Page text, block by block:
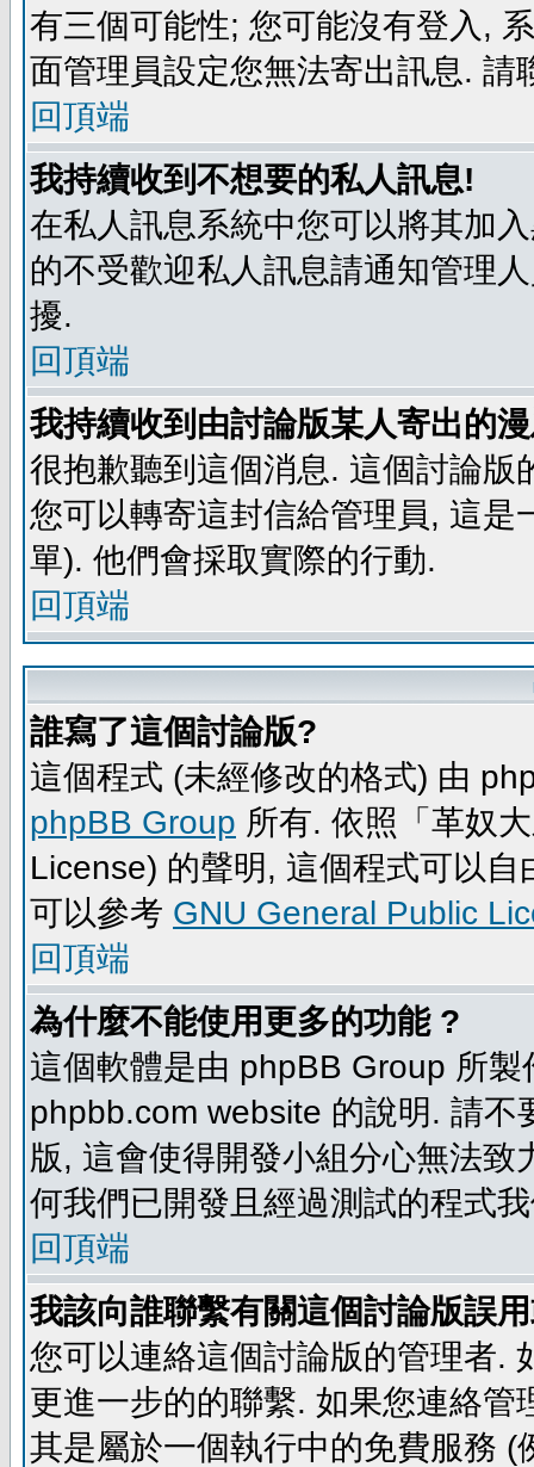
有三個可能性; 您可能沒有登入,
面管理員設定您無法寄出訊息. 請
回頂端
我持續收到不想要的私人訊息!
在私人訊息系統中您可以將其加
的不受歡迎私人訊息請通知管理
擾.
回頂端
我持續收到由討論版某人寄出的
很抱歉聽到這個消息. 這個討論
您可以轉寄這封信給管理員, 這
單). 他們會採取實際的行動.
回頂端
誰寫了這個討論版?
這個程式 (未經修改的格式) 由
phpBB Group 所有. 依照「革奴
License) 的聲明, 這個程式可以
可以參考 GNU General Public
回頂端
為什麼不能使用更多的功能 ?
這個軟體是由 phpBB Group 所
phpbb.com website 的說明. 請
版, 這會使得開發小組分心無法
何我們已開發且經過測試的程式
回頂端
我該向誰聯繫有關這個討論版誤
您可以連絡這個討論版的管理者.
更進一步的的聯繫. 如果您連絡
其是屬於一個執行中的免費服務